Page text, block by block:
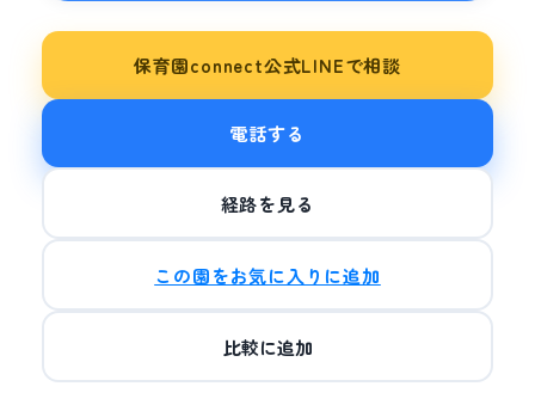
保育園connect公式LINEで相談
電話する
経路を見る
この園をお気に入りに追加
比較に追加